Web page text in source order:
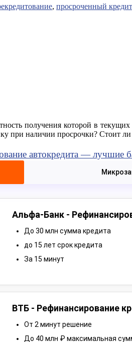
, просроченный кредит
получения которой в
при наличии просрочки? Стоит
автокредита — лучшие